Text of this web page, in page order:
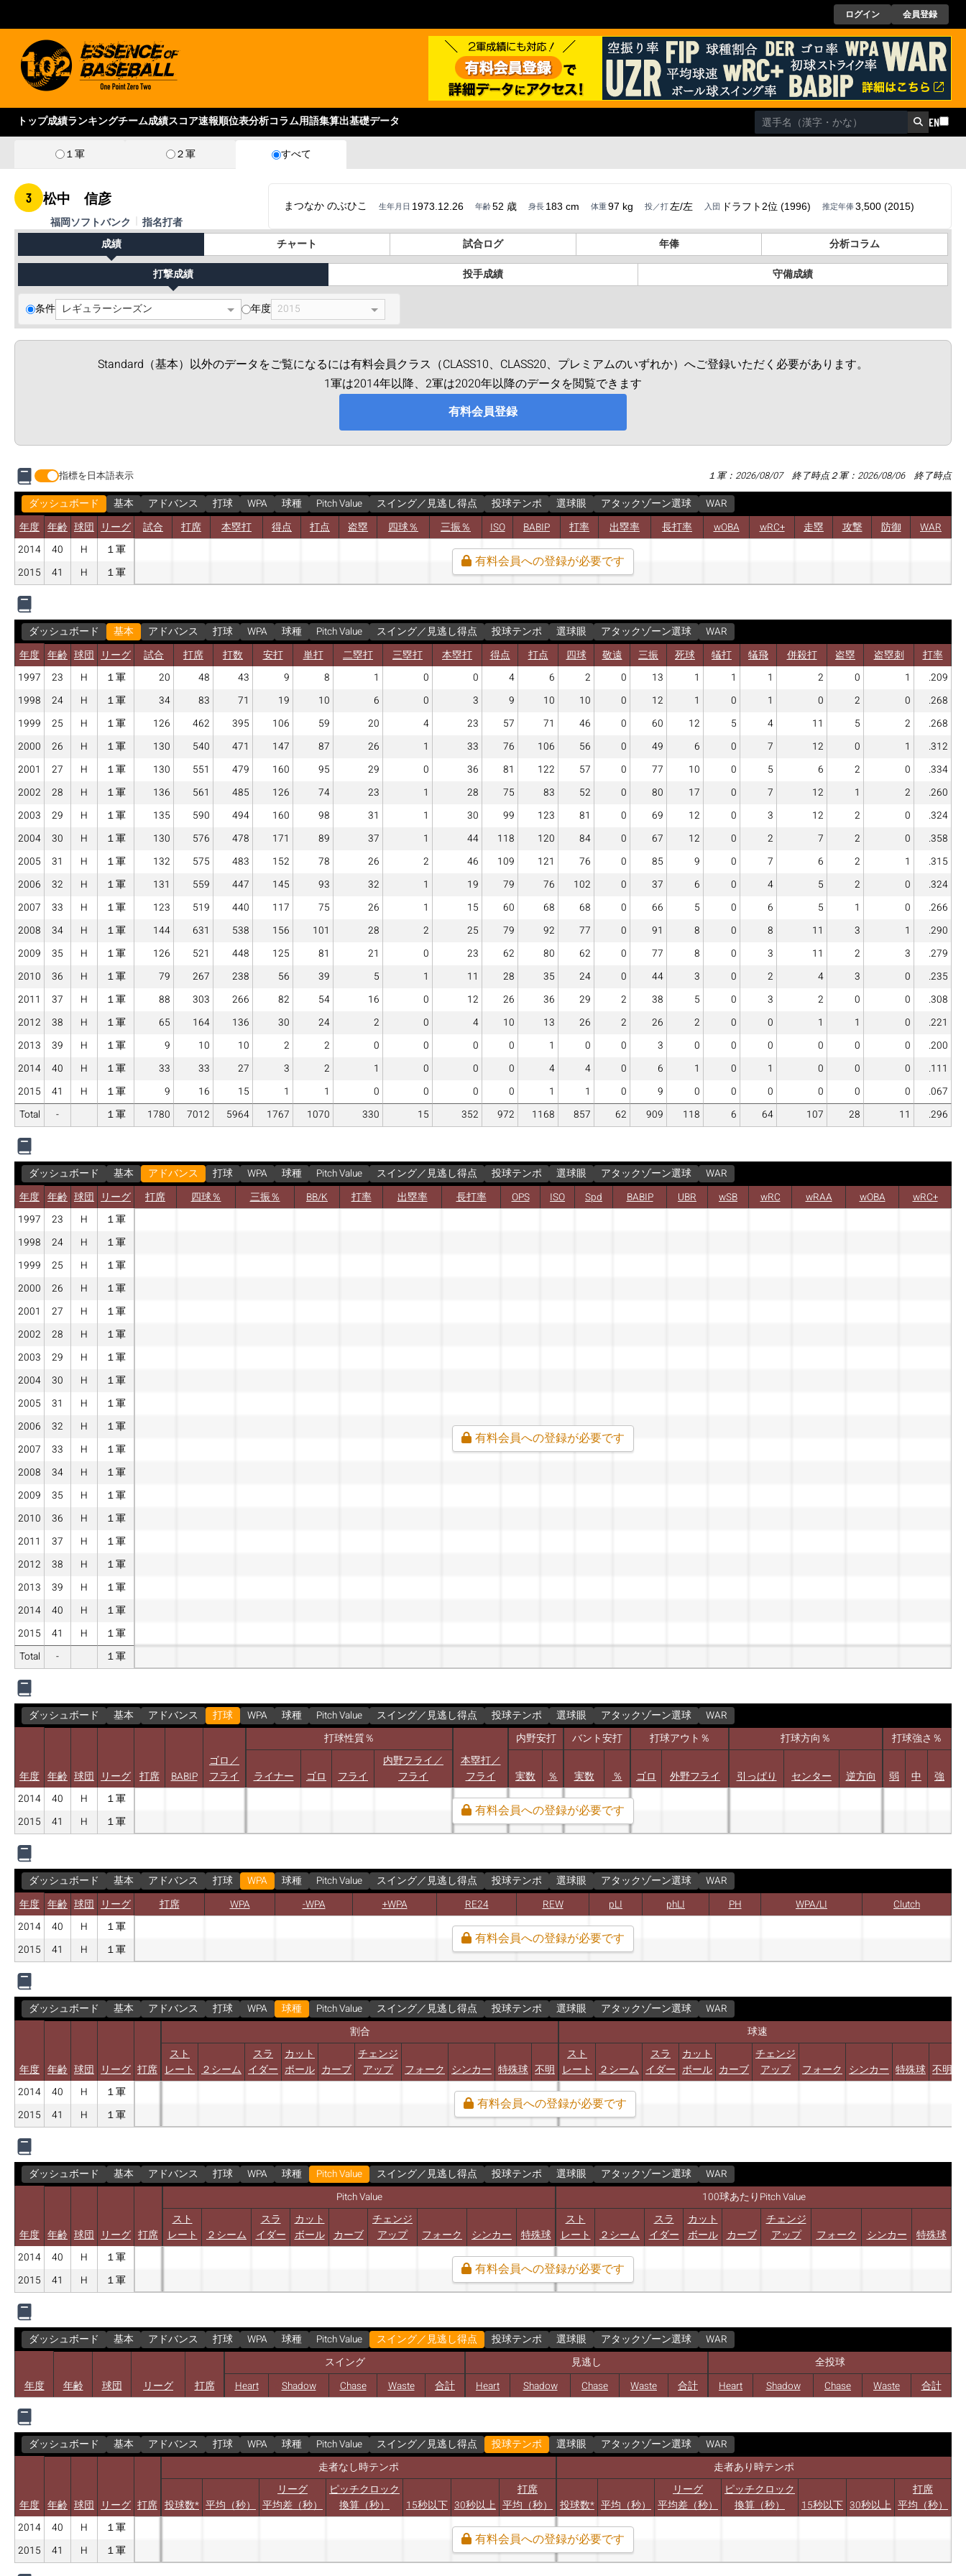
ログイン 会員登録
トップ成績ランキングチーム成績スコア速報順位表分析コラム用語集算出基礎データ EN
１軍 ２軍 すべて
3 松中 信彦
福岡ソフトバンク 指名打者
まつなか のぶひこ 生年月日 1973.12.26 年齢52 歳 身長 183 cm 体重97 kg 投／打左/左 入団 ドラフト2位 (1996) 推定年俸3,500 (2015)
成績 チャート 試合ログ 年俸 分析コラム
打撃成績 投手成績 守備成績
条件 年度
Standard（基本）以外のデータをご覧になるには有料会員クラス（CLASS10、CLASS20、プレミアムのいずれか）へご登録いただく必要があります。
1軍は2014年以降、2軍は2020年以降のデータを閲覧できます
有料会員登録
指標を日本語表示 １軍：2026/08/07 終了時点２軍：2026/08/06 終了時点
ダッシュボード 基本 アドバンス 打球 WPA 球種 Pitch Value スイング／見逃し得点 投球テンポ 選球眼 アタックゾーン選球
WAR
年度 年齢 球団 リーグ 試合 打席 本塁打 得点 打点 盗塁 四球％ 三振％ ISO BABIP 打率 出塁率 長打率 wOBA wRC+ 走塁 攻撃 防御
WAR
2014
40 H
１軍
2015
41 H １軍
有料会員への登録が必要です
ダッシュボード 基本 アドバンス 打球 WPA 球種 Pitch Value スイング／見逃し得点 投球テンポ 選球眼 アタックゾーン選球
WAR
年度 年齢 球団 リーグ 試合 打席 打数 安打 単打 二塁打 三塁打 本塁打 得点 打点 四球 敬遠 三振 死球 犠打 犠飛 併殺打 盗塁 盗塁刺
打率
1997
23 H １軍 20 48 43 9 8 1 0 0 4 6 2 0 13 1 1 1 2 0 1
.209
1998
24 H １軍 34 83 71 19 10 6 0 3 9 10 10 0 12 1 0 1 0 2 0
.268
1999
25 H １軍 126 462 395 106 59 20 4 23 57 71 46 0 60 12 5 4 11 5 2
.268
2000
26 H １軍 130 540 471 147 87 26 1 33 76 106 56 0 49 6 0 7 12 0 1
.312
2001
27 H １軍 130 551 479 160 95 29 0 36 81 122 57 0 77 10 0 5 6 2 0
.334
2002
28 H １軍 136 561 485 126 74 23 1 28 75 83 52 0 80 17 0 7 12 1 2
.260
2003
29 H １軍 135 590 494 160 98 31 1 30 99 123 81 0 69 12 0 3 12 2 0
.324
2004
30 H １軍 130 576 478 171 89 37 1 44 118 120 84 0 67 12 0 2 7 2 0
.358
2005
31 H １軍 132 575 483 152 78 26 2 46 109 121 76 0 85 9 0 7 6 2 1
.315
2006
32 H １軍 131 559 447 145 93 32 1 19 79 76 102 0 37 6 0 4 5 2 0
.324
2007
33 H １軍 123 519 440 117 75 26 1 15 60 68 68 0 66 5 0 6 5 1 0
.266
2008
34 H １軍 144 631 538 156 101 28 2 25 79 92 77 0 91 8 0 8 11 3 1
.290
2009
35 H １軍 126 521 448 125 81 21 0 23 62 80 62 0 77 8 0 3 11 2 3
.279
2010
36 H １軍 79 267 238 56 39 5 1 11 28 35 24 0 44 3 0 2 4 3 0
.235
2011
37 H １軍 88 303 266 82 54 16 0 12 26 36 29 2 38 5 0 3 2 0 0
.308
2012
38 H １軍 65 164 136 30 24 2 0 4 10 13 26 2 26 2 0 0 1 1 0
.221
2013
39 H １軍 9 10 10 2 2 0 0 0 0 1 0 0 3 0 0 0 0 0 0
.200
2014
40 H １軍 33 33 27 3 2 1 0 0 0 4 4 0 6 1 0 1 0 0 0
.111
2015
41 H １軍 9 16 15 1 1 0 0 0 0 1 1 0 9 0 0 0 0 0 0
.067
Total
- １軍 1780 7012 5964 1767 1070 330 15 352 972 1168 857 62 909 118 6 64 107 28 11 .296
ダッシュボード 基本 アドバンス 打球 WPA 球種 Pitch Value スイング／見逃し得点 投球テンポ 選球眼 アタックゾーン選球
WAR
年度 年齢 球団 リーグ 打席 四球％ 三振％ BB/K 打率 出塁率 長打率 OPS ISO Spd BABIP UBR wSB wRC wRAA wOBA
wRC+
1997
23 H
１軍
1998
24 H
１軍
1999
25 H
１軍
2000
26 H
１軍
2001
27 H
１軍
2002
28 H
１軍
2003
29 H
１軍
2004
30 H
１軍
2005
31 H
１軍
2006
32 H
１軍
2007
33 H
１軍
2008
34 H
１軍
2009
35 H
１軍
2010
36 H
１軍
2011
37 H
１軍
2012
38 H
１軍
2013
39 H
１軍
2014
40 H
１軍
2015
41 H
１軍
Total
- １軍
有料会員への登録が必要です
ダッシュボード 基本 アドバンス 打球 WPA 球種 Pitch Value スイング／見逃し得点 投球テンポ 選球眼 アタックゾーン選球
WAR
打球性質％
内野安打 バント安打 打球アウト％ 打球方向％ 打球強さ％
年度 年齢 球団 リーグ 打席 BABIP
ゴロ／
フライ
ライナー ゴロ フライ
内野フライ／
フライ
本塁打／
フライ
実数 ％ 実数 ％ ゴロ 外野フライ 引っぱり センター 逆方向 弱 中
強
2014
40 H
１軍
2015
41 H １軍
有料会員への登録が必要です
ダッシュボード 基本 アドバンス 打球 WPA 球種 Pitch Value スイング／見逃し得点 投球テンポ 選球眼 アタックゾーン選球
WAR
年度 年齢 球団 リーグ 打席 WPA -WPA +WPA RE24 REW pLI phLI PH WPA/LI
Clutch
2014
40 H
１軍
2015
41 H １軍
有料会員への登録が必要です
ダッシュボード 基本 アドバンス 打球 WPA 球種 Pitch Value スイング／見逃し得点 投球テンポ 選球眼 アタックゾーン選球
WAR
割合
球速
年度 年齢 球団 リーグ 打席
スト
レート ２シーム
スラ
イダー
カット
ボール カーブ
チェンジ
アップ
フォーク シンカー 特殊球 不明
スト
レート ２シーム
スラ
イダー
カット
ボール カーブ
チェンジ
アップ
フォーク シンカー 特殊球 不明
2014
40 H
１軍
2015
41 H １軍
有料会員への登録が必要です
ダッシュボード 基本 アドバンス 打球 WPA 球種 Pitch Value スイング／見逃し得点 投球テンポ 選球眼 アタックゾーン選球
WAR
Pitch Value
100球あたりPitch Value
年度 年齢 球団 リーグ 打席
スト
レート
２シーム
スラ
イダー
カット
ボール カーブ
チェンジ
アップ
フォーク シンカー 特殊球
スト
レート
２シーム
スラ
イダー
カット
ボール カーブ
チェンジ
アップ
フォーク シンカー
特殊球
2014
40 H
１軍
2015
41 H １軍
有料会員への登録が必要です
ダッシュボード 基本 アドバンス 打球 WPA 球種 Pitch Value スイング／見逃し得点 投球テンポ 選球眼 アタックゾーン選球
WAR
スイング
見逃し
全投球
年度
年齢 球団 リーグ 打席 Heart Shadow Chase Waste 合計 Heart Shadow Chase Waste 合計 Heart Shadow Chase Waste 合計
ダッシュボード 基本 アドバンス 打球 WPA 球種 Pitch Value スイング／見逃し得点 投球テンポ 選球眼 アタックゾーン選球
WAR
走者なし時テンポ
走者あり時テンポ
年度 年齢 球団 リーグ 打席 投球数* 平均（秒）
リーグ
平均差（秒）
ピッチクロック
換算（秒）
15秒以下 30秒以上
打席
平均（秒） 投球数* 平均（秒）
リーグ
平均差（秒）
ピッチクロック
換算（秒）
15秒以下 30秒以上
打席
平均（秒）
2014
40 H
１軍
2015
41 H １軍
有料会員への登録が必要です